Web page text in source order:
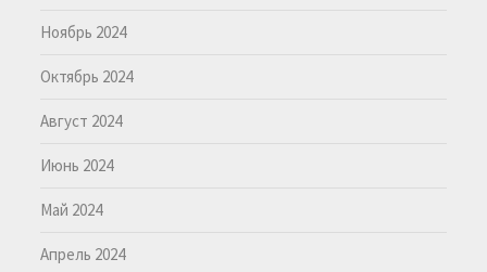
Ноябрь 2024
Октябрь 2024
Август 2024
Июнь 2024
Май 2024
Апрель 2024